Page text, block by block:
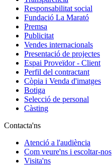
Responsabilitat social
Fundació La Marató
Premsa
Publicitat
Vendes internacionals
Presentació de projectes
Espai Proveïdor - Client
Perfil del contractant
Còpia i Venda d'imatges
Botiga
Selecció de personal
Càsting
Contacta'ns
Atenció a l'audiència
Com veure'ns i escoltar-nos
Visita'ns